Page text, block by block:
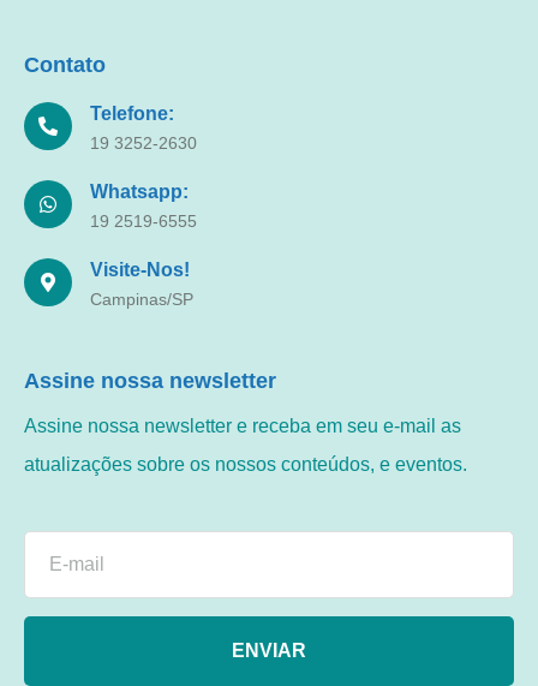
Contato
Telefone:
19 3252-2630
Whatsapp:
19 2519-6555
Visite-Nos!
Campinas/SP
Assine nossa newsletter
Assine nossa newsletter e receba em seu e-mail as
atualizações sobre os nossos conteúdos, e eventos.
ENVIAR